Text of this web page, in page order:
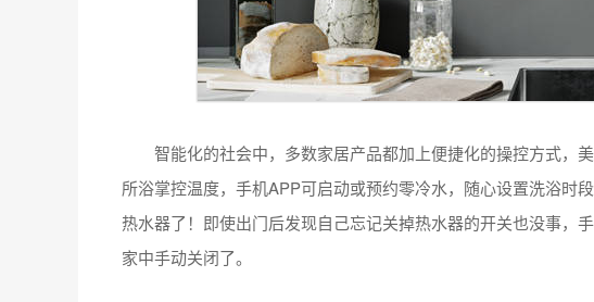
智能化的社会中，多数家居产品都加上便捷化的操控方式，
所浴掌控温度，手机APP可启动或预约零冷水，随心设置洗浴时
热水器了！即使出门后发现自己忘记关掉热水器的开关也没事，
家中手动关闭了。